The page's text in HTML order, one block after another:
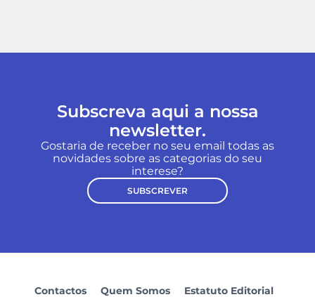
Subscreva aqui a nossa
newsletter.
Gostaria de receber no seu email todas as
novidades sobre as categorias do seu
interese?
SUBSCREVER
Contactos Quem Somos Estatuto Editorial